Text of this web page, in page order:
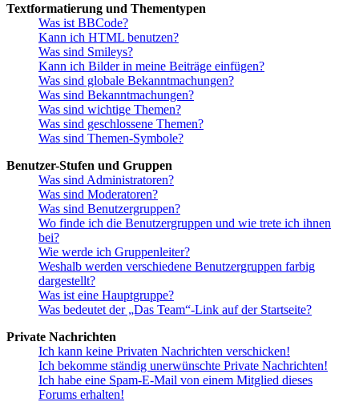
Textformatierung und Thementypen
Was ist BBCode?
Kann ich HTML benutzen?
Was sind Smileys?
Kann ich Bilder in meine Beiträge einfügen?
Was sind globale Bekanntmachungen?
Was sind Bekanntmachungen?
Was sind wichtige Themen?
Was sind geschlossene Themen?
Was sind Themen-Symbole?
Benutzer-Stufen und Gruppen
Was sind Administratoren?
Was sind Moderatoren?
Was sind Benutzergruppen?
Wo finde ich die Benutzergruppen und wie trete ich ihnen
bei?
Wie werde ich Gruppenleiter?
Weshalb werden verschiedene Benutzergruppen farbig
dargestellt?
Was ist eine Hauptgruppe?
Was bedeutet der „Das Team“-Link auf der Startseite?
Private Nachrichten
Ich kann keine Privaten Nachrichten verschicken!
Ich bekomme ständig unerwünschte Private Nachrichten!
Ich habe eine Spam-E-Mail von einem Mitglied dieses
Forums erhalten!